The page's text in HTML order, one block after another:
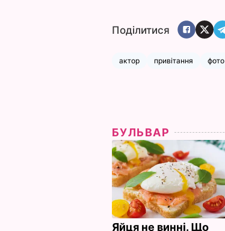
Поділитися
актор привітання фото
БУЛЬВАР
Яйця не винні. Що